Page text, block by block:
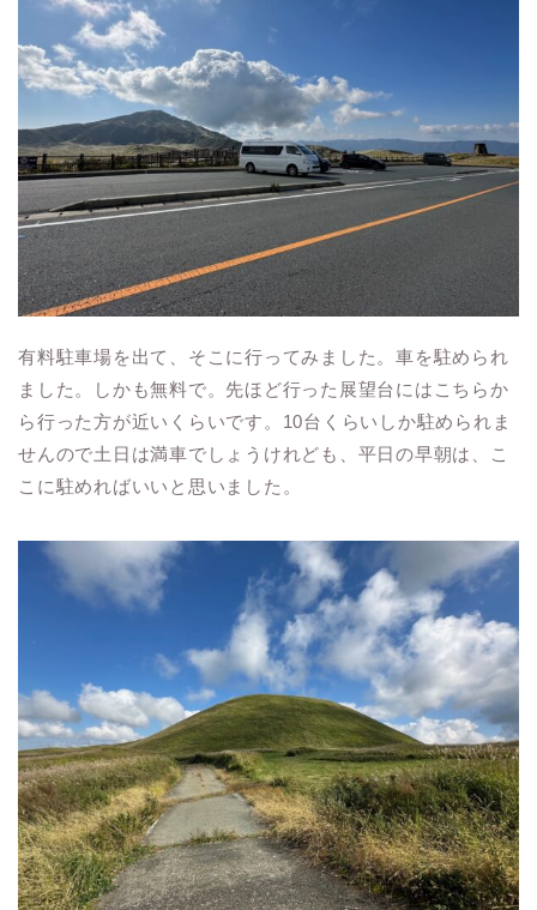
有料駐車場を出て、そこに行ってみました。車を駐められ
ました。しかも無料で。先ほど行った展望台にはこちらか
ら行った方が近いくらいです。10台くらいしか駐められま
せんので土日は満車でしょうけれども、平日の早朝は、こ
こに駐めればいいと思いました。